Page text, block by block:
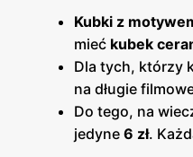
Kubki z
mieć kubek
Dla tych, którzy
na długie
Do tego, na
jedyne 6 zł.